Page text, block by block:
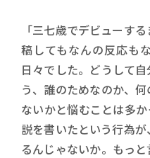
「三七歳でデビューす
稿してもなんの反応も
日々でした。どうして
う、誰のためなのか、
ないかと悩むことは多
説を書いたという行為
るんじゃないか。もっ